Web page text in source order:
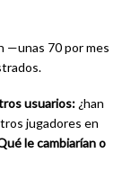
—unas 70 por mes
usuarios: ¿han
jugadores en
le cambiarían o